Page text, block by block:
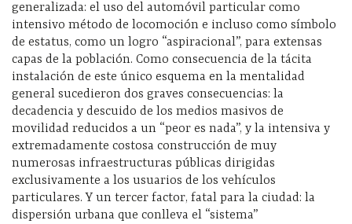
generalizada: el uso del automóvil particular como
intensivo método de locomoción e incluso como símbolo
de estatus, como un logro “aspiracional”, para extensas
capas de la población. Como consecuencia de la tácita
instalación de este único esquema en la mentalidad
general sucedieron dos graves consecuencias: la
decadencia y descuido de los medios masivos de
movilidad reducidos a un “peor es nada”, y la intensiva y
extremadamente costosa construcción de muy
numerosas infraestructuras públicas dirigidas
exclusivamente a los usuarios de los vehículos
particulares. Y un tercer factor, fatal para la ciudad: la
dispersión urbana que conlleva el “sistema”